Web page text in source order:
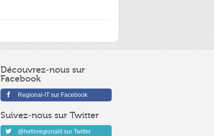
Découvrez-nous sur
Facebook
Regional-IT sur Facebook
Suivez-nous sur Twitter
@helloregionalit sur Twitter